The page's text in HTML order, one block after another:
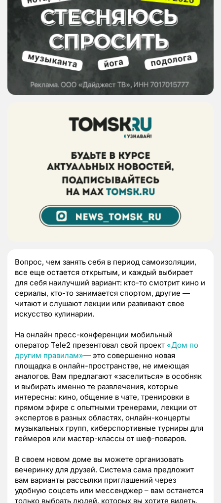
Вопрос, чем занять себя в период самоизоляции,
все еще остается открытым, и каждый выбирает
для себя наилучший вариант: кто-то смотрит кино и
сериалы, кто-то занимается спортом, другие —
читают и слушают лекции или развивают свое
искусство кулинарии.
На онлайн пресс-конференции мобильный
оператор Tele2 презентовал свой проект «Дом по
другим правилам»— это совершенно новая
площадка в онлайн-пространстве, не имеющая
аналогов. Вам предлагают «заселиться» в особняк
и выбирать именно те развлечения, которые
интересны: кино, общение в чате, тренировки в
прямом эфире с опытными тренерами, лекции от
экспертов в разных областях, онлайн-концерты
музыкальных групп, киберспортивные турниры для
геймеров или мастер-классы от шеф-поваров.
В своем новом доме вы можете организовать
вечеринку для друзей. Система сама предложит
вам варианты рассылки приглашений через
удобную соцсеть или мессенджер – вам останется
только выбрать людей, которых вы хотите видеть.